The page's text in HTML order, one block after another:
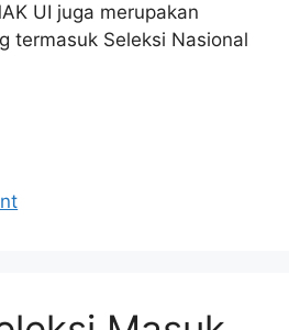
UI juga merupakan
termasuk Seleksi Nasional